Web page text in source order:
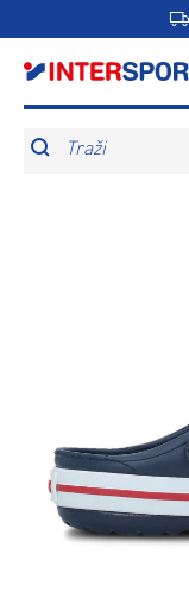
Traži